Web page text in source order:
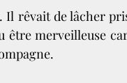
rêvait de lâcher
être merveilleuse